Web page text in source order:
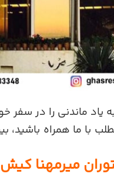
یاد ماندنی را در
با ما همراه
میرمهنا کیش